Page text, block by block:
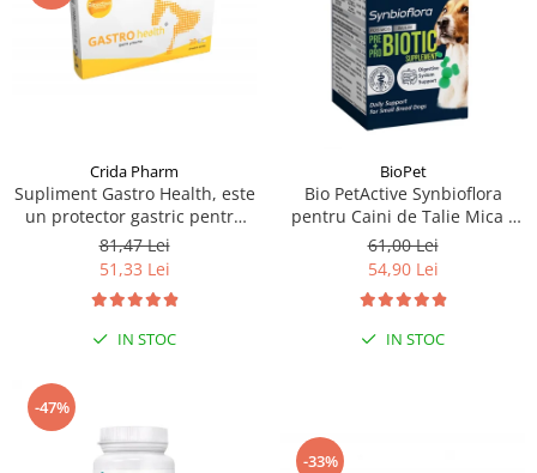
Crida Pharm
Supliment Gastro Health, este
un protector gastric pentru
caini si pisici, 30 capsule
81,47 Lei
51,33 Lei
IN STOC
BioPet
Bio PetActive Synbioflora
pentru Caini de Talie Mica -
60 tablete
61,00 Lei
54,90 Lei
IN STOC
-47%
-33%